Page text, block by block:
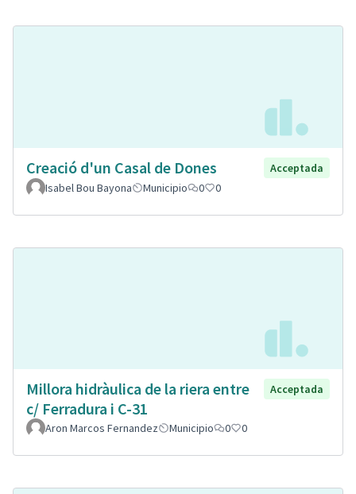
Creació d'un Casal de Dones
Acceptada
Isabel Bou Bayona
Municipio 0 0
Millora hidràulica de la riera entre
c/ Ferradura i C-31
Acceptada
Aron Marcos Fernandez Municipio 0 0